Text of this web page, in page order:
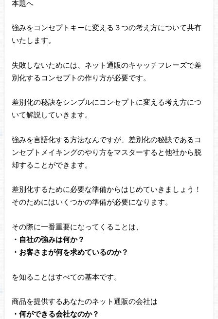
本題へ
強みをコンセプトキーに変える３つの考え方について共有
いたします。
失敗しないためには、ネット通販のキャッチフレーズで差
別化するコンセプトの作り方が必要です。
差別化の秘訣をシンプルにコンセプトに変える考え方につ
いて解説していきます。
強みを言語化する方法なんですが、差別化の秘訣であるコ
ンセプトメイキングのやり方をマスターすると他社から脱
却することができます。
差別化するために必要な準備からはじめていきましょう！
そのためにはいくつかの準備が必要になります。
その際に一番重要になってくることは、
・自社の強みは何か？
・お客さまが何を求めているのか？
を知ることはすべての基本です。
商品を提供するあなたのネット通販の会社は
・何ができる会社なのか？